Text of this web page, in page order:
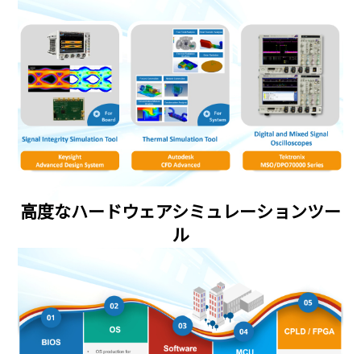
高度なハードウェアシミュレーションツー
ル